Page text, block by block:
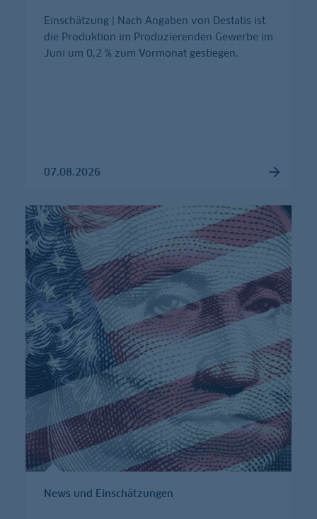
Einschätzung | Nach Angaben von Destatis ist
die Produktion im Produzierenden Gewerbe im
Juni um 0,2 % zum Vormonat gestiegen.
07.08.2026
News und Einschätzungen